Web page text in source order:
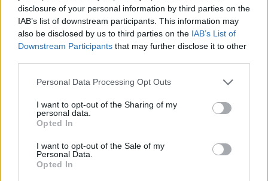
disclosure of your personal information by third parties on the
IAB’s list of downstream participants. This information may
also be disclosed by us to third parties on the IAB’s List of
Downstream Participants that may further disclose it to other
Please note that this website/app uses one or more Google
not limited to your visit or usage behaviour. You may click to
grant or deny consent to Google and its third-party tags to
use your data for below specified purposes in below Google
consent section.
Personal Data Processing Opt Outs
I want to opt-out of the Sharing of my
personal data.
Opted In
I want to opt-out of the Sale of my
Personal Data.
Opted In
Belföld